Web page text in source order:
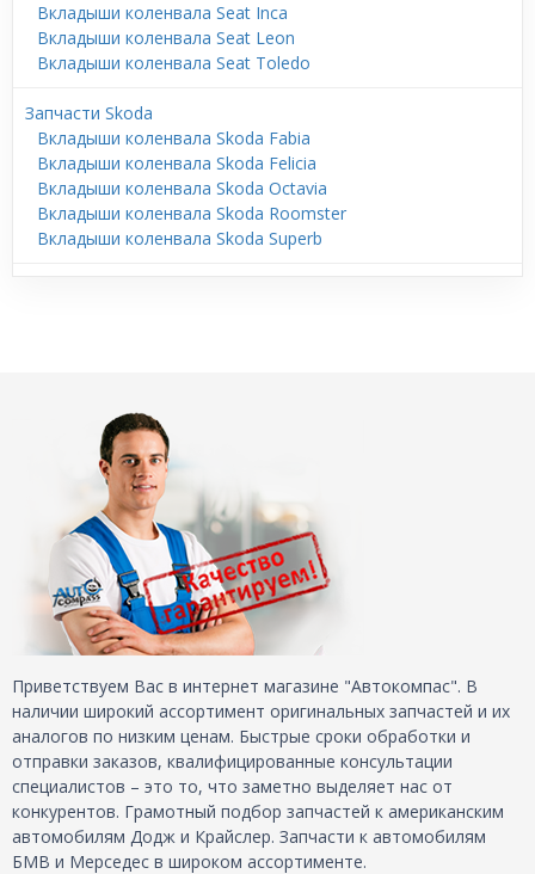
Вкладыши коленвала Seat Inca
Вкладыши коленвала Seat Leon
Вкладыши коленвала Seat Toledo
Запчасти Skoda
Вкладыши коленвала Skoda Fabia
Вкладыши коленвала Skoda Felicia
Вкладыши коленвала Skoda Octavia
Вкладыши коленвала Skoda Roomster
Вкладыши коленвала Skoda Superb
Приветствуем Вас в интернет магазине "Автокомпас". В
наличии широкий ассортимент оригинальных запчастей и их
аналогов по низким ценам. Быстрые сроки обработки и
отправки заказов, квалифицированные консультации
специалистов – это то, что заметно выделяет нас от
конкурентов. Грамотный подбор запчастей к американским
автомобилям Додж и Крайслер. Запчасти к автомобилям
БМВ и Мерседес в широком ассортименте.